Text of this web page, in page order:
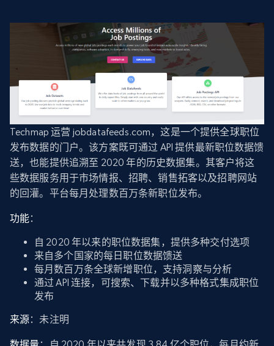
Techmap 运营 jobdatafeeds.com，这是一个提供全球职位
发布数据的门户。该方案既可通过 API 提供最新职位数据馈
送，也能提供追溯至 2020 年的历史数据集。其客户将这
些数据服务用于市场情报、招聘、销售拓客以及招聘网站
的回灌。平台每月处理数百万条新职位发布。
功能：
自 2020 年以来的职位数据集，提供多种交付选项
来自多个国家的每日职位数据馈送
每月数百万条全球新增职位，支持洞察与分析
通过 API 连接，可搜索、下载并以多种格式集成职位
发布
来源 ：未注明